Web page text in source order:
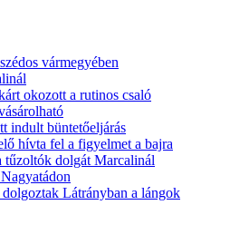
vármegyében
okozott a rutinos csaló
indult büntetőeljárás
hívta fel a figyelmet a bajra
tűzoltók dolgát Marcalinál
Látrányban a lángok